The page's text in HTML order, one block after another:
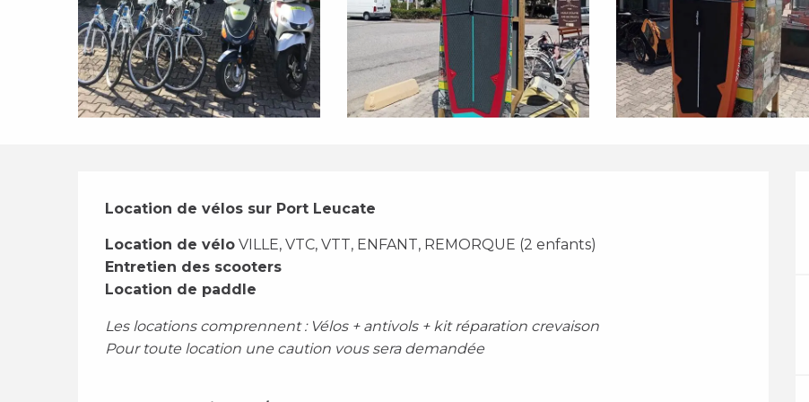
Description
Location de vélos sur Port Leucate
Location de vélo VILLE, VTC, VTT, ENFANT, REMORQUE (2 enfants)
Entretien des scooters
Location de paddle
Les locations comprennent : Vélos + antivols + kit réparation crevaison
Pour toute location une caution vous sera demandée